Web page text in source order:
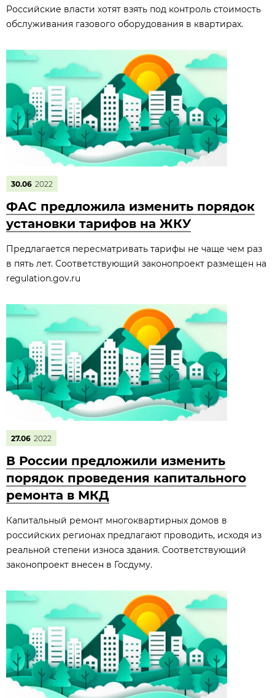
Российские власти хотят взять под контроль стоимость
обслуживания газового оборудования в квартирах.
30.06 2022
ФАС предложила изменить порядок
установки тарифов на ЖКУ
Предлагается пересматривать тарифы не чаще чем раз
в пять лет. Соответствующий законопроект размещен на
regulation.gov.ru
27.06 2022
В России предложили изменить
порядок проведения капитального
ремонта в МКД
Капитальный ремонт многоквартирных домов в
российских регионах предлагают проводить, исходя из
реальной степени износа здания. Соответствующий
законопроект внесен в Госдуму.